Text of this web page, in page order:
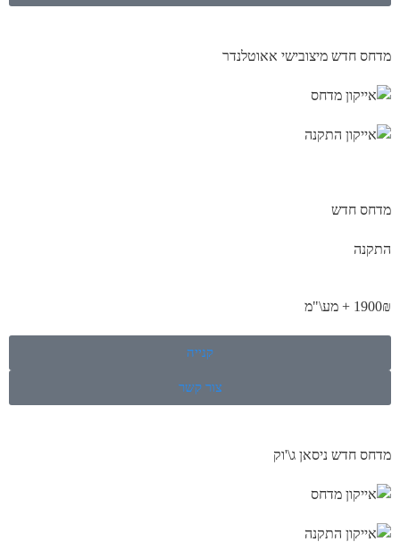
מדחס חדש מיצובישי אאוטלנדר
מדחס חדש
התקנה
1900₪ + מע\"מ
קנייה
צור קשר
מדחס חדש ניסאן ג\'וק